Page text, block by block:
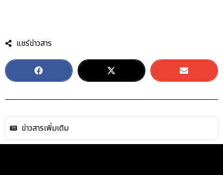
แชร์ข่าวสาร
ข่าวสารเพิ่มเติม